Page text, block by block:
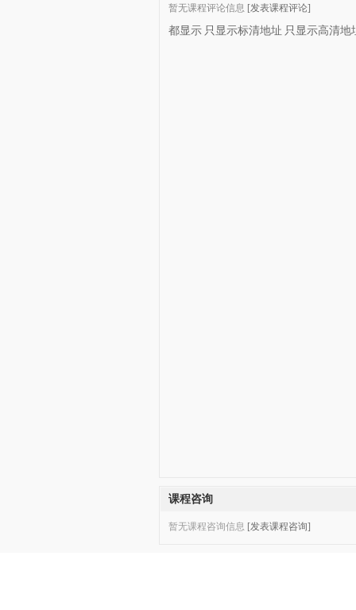
暂无课程评论信息 [发表课程评论]
都显示 只显示标清地址 只显示高清地
课程咨询
暂无课程咨询信息 [发表课程咨询]